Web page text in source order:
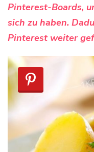
Pinterest-Boards,
sich zu haben.
Pinterest weiter